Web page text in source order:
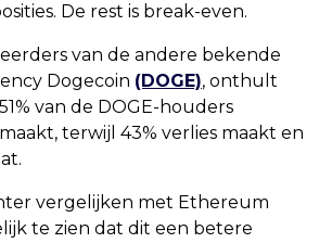
De rest is break-even.
van de andere bekende
Dogecoin (DOGE), onthult
van de DOGE-houders
terwijl 43% verlies maakt en
vergelijken met Ethereum
te zien dat dit een betere